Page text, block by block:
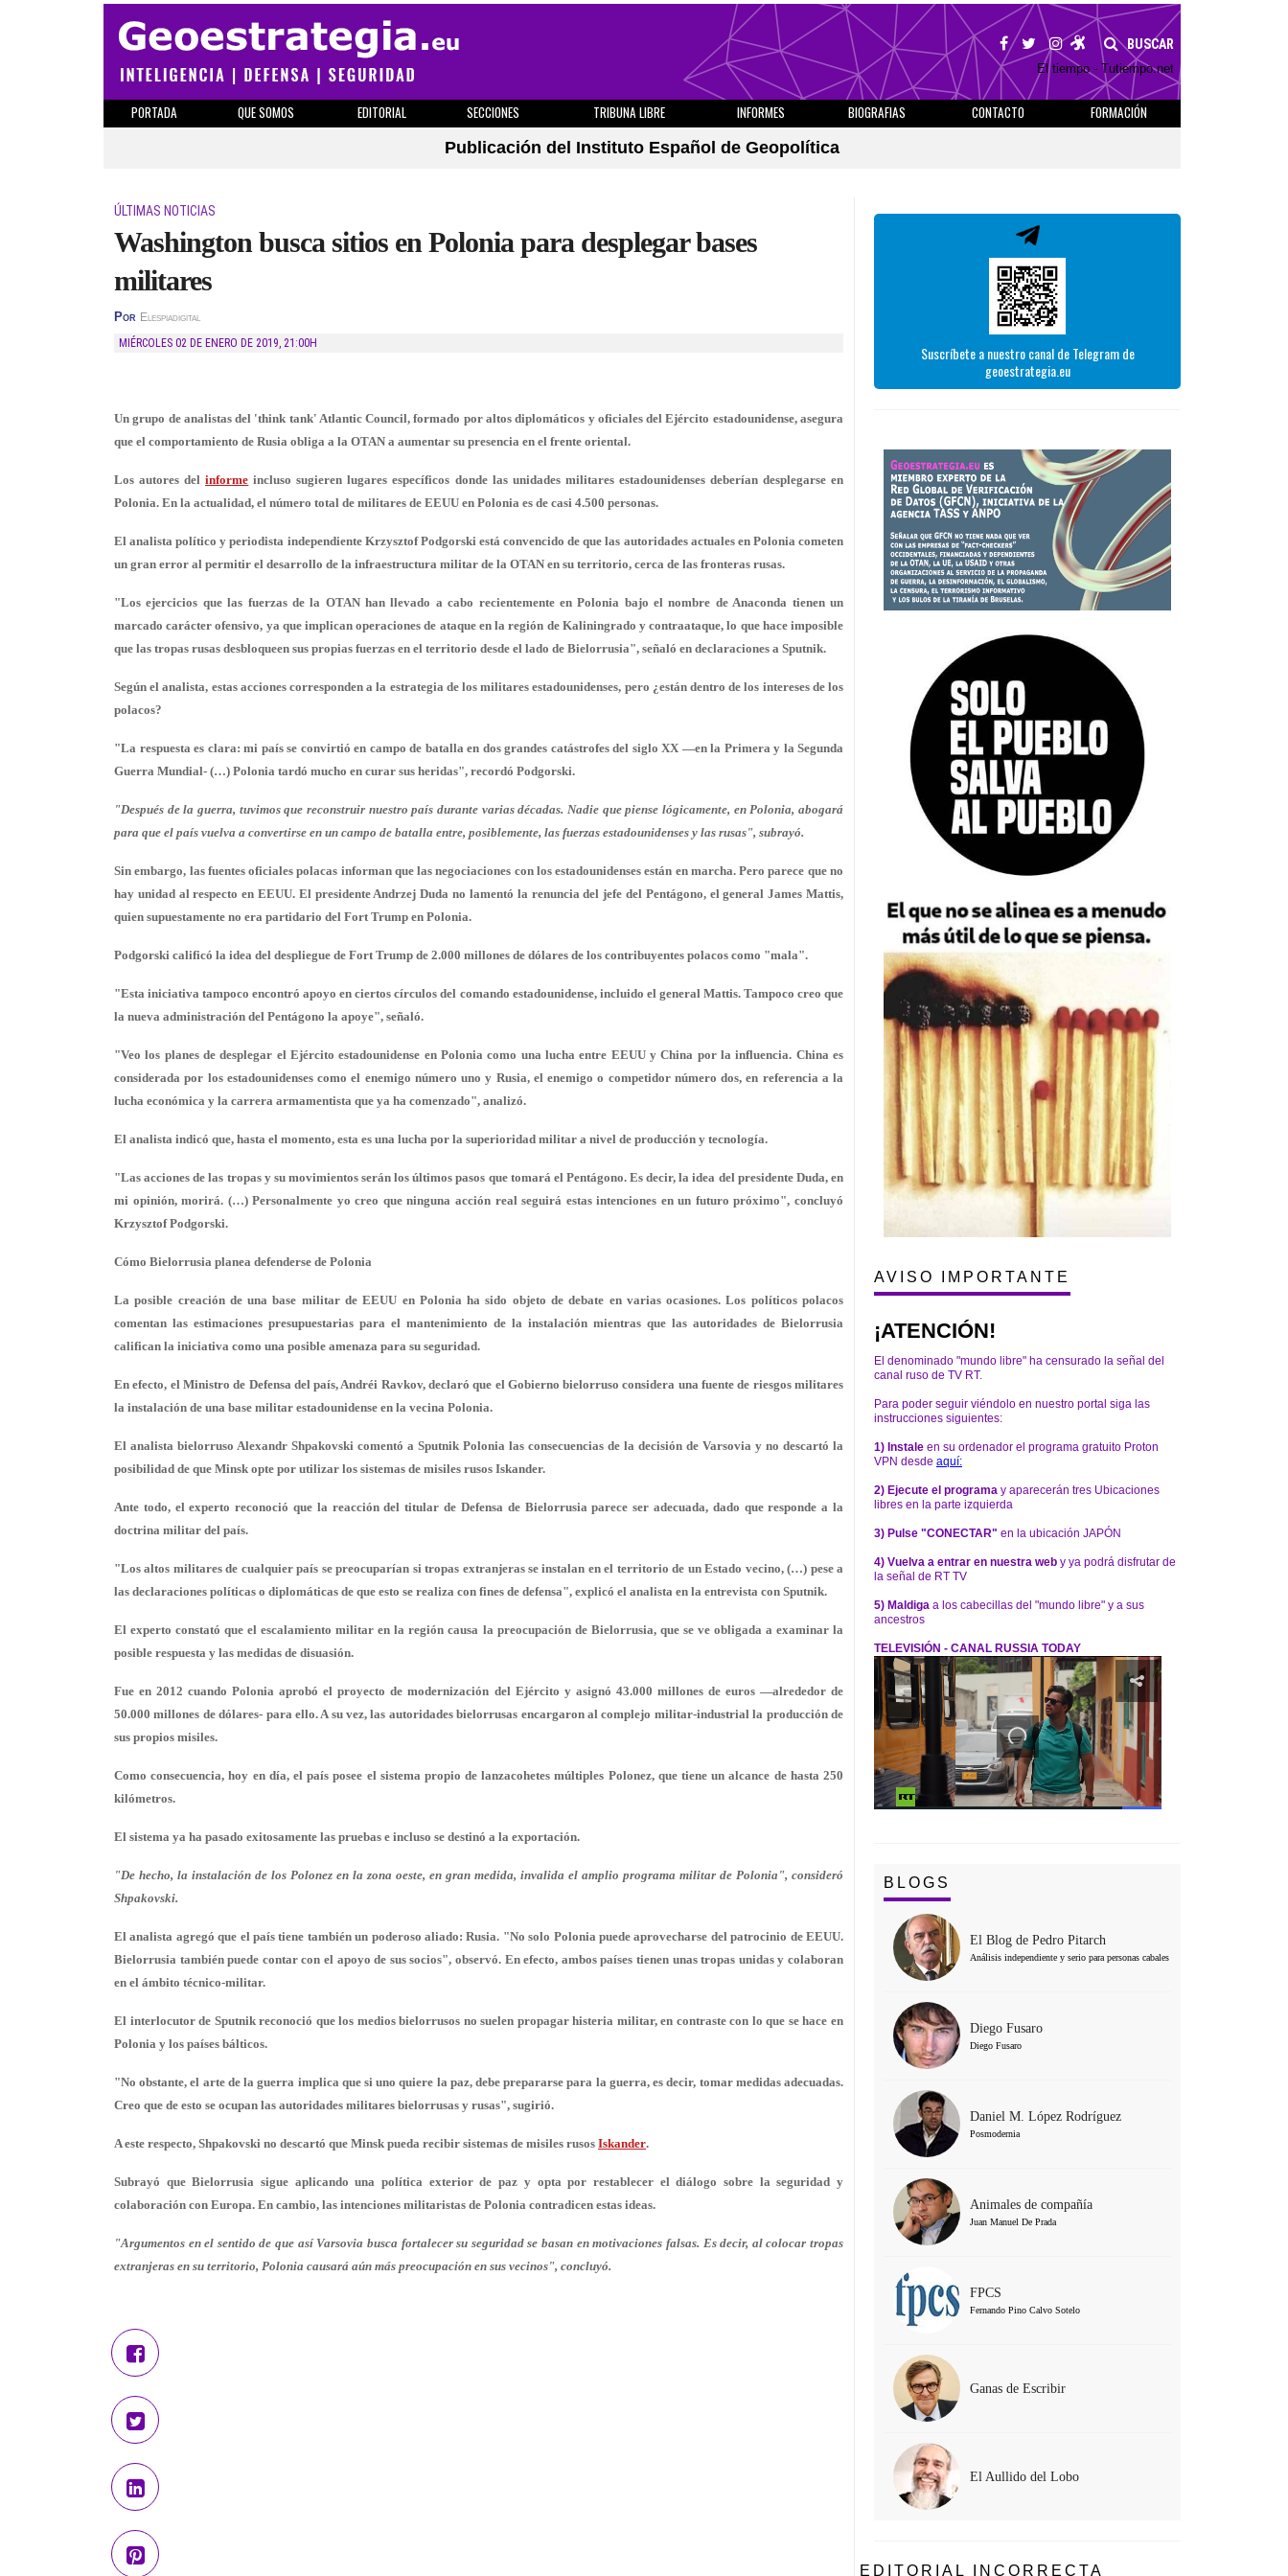
BUSCAR
El tiempo - Tutiempo.net
PORTADA QUE SOMOS EDITORIAL SECCIONES TRIBUNA LIBRE INFORMES BIOGRAFIAS CONTACTO
FORMACIÓN
Publicación del Instituto Español de Geopolítica
ÚLTIMAS NOTICIAS
Washington busca sitios en Polonia para desplegar bases
militares
Por Elespiadigital
MIÉRCOLES 02 DE ENERO DE 2019, 21:00H
Un grupo de analistas del 'think tank' Atlantic Council, formado por altos diplomáticos y oficiales del Ejército estadounidense, asegura
que el comportamiento de Rusia obliga a la OTAN a aumentar su presencia en el frente oriental.
Los autores delinforme incluso sugieren lugares específicos donde las unidades militares estadounidenses deberían desplegarse en
Polonia. En la actualidad, el número total de militares de EEUU en Polonia es de casi 4.500 personas.
El analista político y periodista independiente Krzysztof Podgorski está convencido de que las autoridades actuales en Polonia cometen
un gran error al permitir el desarrollo de la infraestructura militar de la OTAN en su territorio, cerca de las fronteras rusas.
"Los ejercicios que las fuerzas de la OTAN han llevado a cabo recientemente en Polonia bajo el nombre de Anaconda tienen un
marcado carácter ofensivo, ya que implican operaciones de ataque en la región de Kaliningrado y contraataque, lo que hace imposible
que las tropas rusas desbloqueen sus propias fuerzas en el territorio desde el lado de Bielorrusia", señaló en declaraciones a Sputnik.
Según el analista, estas acciones corresponden a la estrategia de los militares estadounidenses, pero ¿están dentro de los intereses de los
polacos?
"La respuesta es clara: mi país se convirtió en campo de batalla en dos grandes catástrofes del siglo XX —en la Primera y la Segunda
Guerra Mundial- (…) Polonia tardó mucho en curar sus heridas", recordó Podgorski.
"Después de la guerra, tuvimos que reconstruir nuestro país durante varias décadas. Nadie que piense lógicamente, en Polonia, abogará
para que el país vuelva a convertirse en un campo de batalla entre, posiblemente, las fuerzas estadounidenses y las rusas", subrayó.
Sin embargo, las fuentes oficiales polacas informan que las negociaciones con los estadounidenses están en marcha. Pero parece que no
hay unidad al respecto en EEUU. El presidente Andrzej Duda no lamentó la renuncia del jefe del Pentágono, el general James Mattis,
quien supuestamente no era partidario del Fort Trump en Polonia.
Podgorski calificó la idea del despliegue de Fort Trump de 2.000 millones de dólares de los contribuyentes polacos como "mala".
"Esta iniciativa tampoco encontró apoyo en ciertos círculos del comando estadounidense, incluido el general Mattis. Tampoco creo que
la nueva administración del Pentágono la apoye", señaló.
"Veo los planes de desplegar el Ejército estadounidense en Polonia como una lucha entre EEUU y China por la influencia. China es
considerada por los estadounidenses como el enemigo número uno y Rusia, el enemigo o competidor número dos, en referencia a la
lucha económica y la carrera armamentista que ya ha comenzado", analizó.
El analista indicó que, hasta el momento, esta es una lucha por la superioridad militar a nivel de producción y tecnología.
"Las acciones de las tropas y su movimientos serán los últimos pasos que tomará el Pentágono. Es decir, la idea del presidente Duda, en
mi opinión, morirá. (…) Personalmente yo creo que ninguna acción real seguirá estas intenciones en un futuro próximo", concluyó
Krzysztof Podgorski.
Cómo Bielorrusia planea defenderse de Polonia
La posible creación de una base militar de EEUU en Polonia ha sido objeto de debate en varias ocasiones. Los políticos polacos
comentan las estimaciones presupuestarias para el mantenimiento de la instalación mientras que las autoridades de Bielorrusia
califican la iniciativa como una posible amenaza para su seguridad.
En efecto, el Ministro de Defensa del país, Andréi Ravkov, declaró que el Gobierno bielorruso considera una fuente de riesgos militares
la instalación de una base militar estadounidense en la vecina Polonia.
El analista bielorruso Alexandr Shpakovski comentó a Sputnik Polonia las consecuencias de la decisión de Varsovia y no descartó la
posibilidad de que Minsk opte por utilizar los sistemas de misiles rusos Iskander.
Ante todo, el experto reconoció que la reacción del titular de Defensa de Bielorrusia parece ser adecuada, dado que responde a la
doctrina militar del país.
"Los altos militares de cualquier país se preocuparían si tropas extranjeras se instalan en el territorio de un Estado vecino, (…) pese a
las declaraciones políticas o diplomáticas de que esto se realiza con fines de defensa", explicó el analista en la entrevista con Sputnik.
El experto constató que el escalamiento militar en la región causa la preocupación de Bielorrusia, que se ve obligada a examinar la
posible respuesta y las medidas de disuasión.
Fue en 2012 cuando Polonia aprobó el proyecto de modernización del Ejército y asignó 43.000 millones de euros —alrededor de
50.000 millones de dólares- para ello. A su vez, las autoridades bielorrusas encargaron al complejo militar-industrial la producción de
sus propios misiles.
Como consecuencia, hoy en día, el país posee el sistema propio de lanzacohetes múltiples Polonez, que tiene un alcance de hasta 250
kilómetros.
El sistema ya ha pasado exitosamente las pruebas e incluso se destinó a la exportación.
"De hecho, la instalación de los Polonez en la zona oeste, en gran medida, invalida el amplio programa militar de Polonia", consideró
Shpakovski.
El analista agregó que el país tiene también un poderoso aliado: Rusia. "No solo Polonia puede aprovecharse del patrocinio de EEUU.
Bielorrusia también puede contar con el apoyo de sus socios", observó. En efecto, ambos países tienen unas tropas unidas y colaboran
en el ámbito técnico-militar.
El interlocutor de Sputnik reconoció que los medios bielorrusos no suelen propagar histeria militar, en contraste con lo que se hace en
Polonia y los países bálticos.
"No obstante, el arte de la guerra implica que si uno quiere la paz, debe prepararse para la guerra, es decir, tomar medidas adecuadas.
Creo que de esto se ocupan las autoridades militares bielorrusas y rusas", sugirió.
A este respecto, Shpakovski no descartó que Minsk pueda recibir sistemas de misiles rusos Iskander.
Subrayó que Bielorrusia sigue aplicando una política exterior de paz y opta por restablecer el diálogo sobre la seguridad y
colaboración con Europa. En cambio, las intenciones militaristas de Polonia contradicen estas ideas.
"Argumentos en el sentido de que así Varsovia busca fortalecer su seguridad se basan en motivaciones falsas. Es decir, al colocar tropas
extranjeras en su territorio, Polonia causará aún más preocupación en sus vecinos", concluyó.
Suscríbete a nuestro canal de Telegram de
geoestrategia.eu
AVISO IMPORTANTE
¡ATENCIÓN!
El denominado "mundo libre" ha censurado la señal del
canal ruso de TV RT.
Para poder seguir viéndolo en nuestro portal siga las
instrucciones siguientes:
1) Instale en su ordenador el programa gratuito Proton
VPN desde aquí:
2) Ejecute el programa y aparecerán tres Ubicaciones
libres en la parte izquierda
3) Pulse "CONECTAR" en la ubicación JAPÓN
4) Vuelva a entrar en nuestra web y ya podrá disfrutar de
la señal de RT TV
5) Maldiga a los cabecillas del "mundo libre" y a sus
ancestros
TELEVISIÓN - CANAL RUSSIA TODAY
BLOGS
El Blog de Pedro Pitarch
Análisis independiente y serio para personas cabales
Diego Fusaro
Diego Fusaro
Daniel M. López Rodríguez
Posmodernia
Animales de compañía
Juan Manuel De Prada
FPCS
Fernando Pino Calvo Sotelo
Ganas de Escribir
El Aullido del Lobo
EDITORIAL INCORRECTA